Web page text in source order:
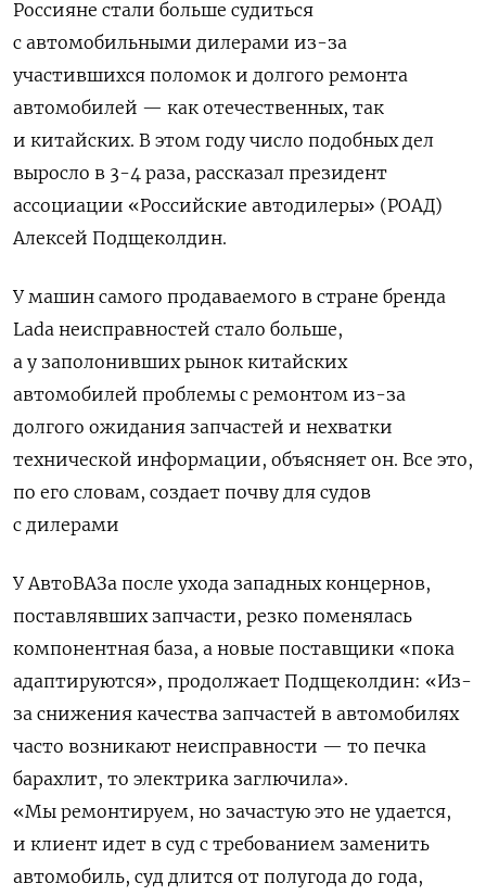
Россияне стали больше судиться
с автомобильными дилерами из-за
участившихся поломок и долгого ремонта
автомобилей — как отечественных, так
и китайских. В этом году число подобных дел
выросло в 3-4 раза, рассказал президент
ассоциации «Российские автодилеры» (РОАД)
Алексей Подщеколдин.
У машин самого продаваемого в стране бренда
Lada неисправностей стало больше,
а у заполонивших рынок китайских
автомобилей проблемы с ремонтом из-за
долгого ожидания запчастей и нехватки
технической информации, объясняет он. Все это,
по его словам, создает почву для судов
с дилерами
У АвтоВАЗа после ухода западных концернов,
поставлявших запчасти, резко поменялась
компонентная база, а новые поставщики «пока
адаптируются», продолжает Подщеколдин: «Из-
за снижения качества запчастей в автомобилях
часто возникают неисправности — то печка
барахлит, то электрика заглючила».
«Мы ремонтируем, но зачастую это не удается,
и клиент идет в суд с требованием заменить
автомобиль, суд длится от полугода до года,